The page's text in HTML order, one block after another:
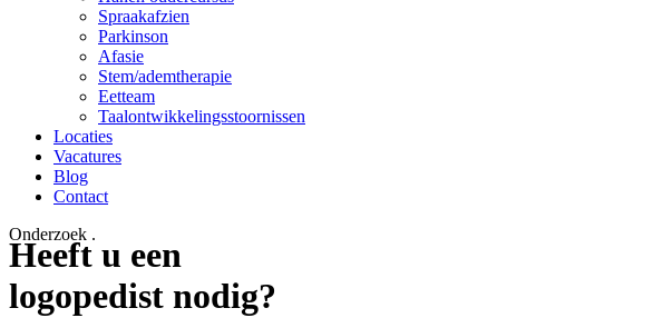
Spraakafzien
Parkinson
Afasie
Stem/ademtherapie
Eetteam
Taalontwikkelingsstoornissen
Locaties
Vacatures
Blog
Contact
Onderzoek .
Heeft u een
logopedist nodig?